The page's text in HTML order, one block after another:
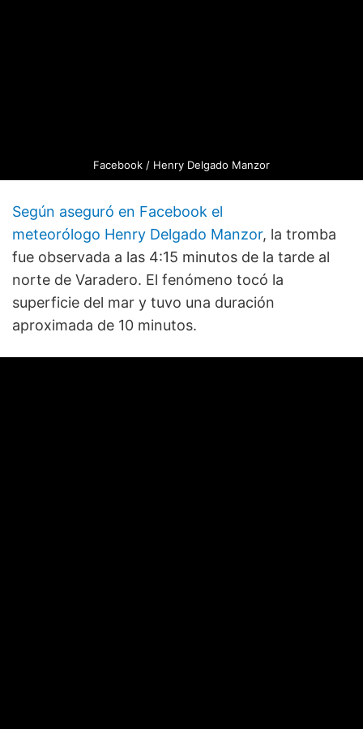
Facebook / Henry Delgado Manzor
Según aseguró en Facebook el
meteorólogo Henry Delgado Manzor, la tromba
fue observada a las 4:15 minutos de la tarde al
norte de Varadero. El fenómeno tocó la
superficie del mar y tuvo una duración
aproximada de 10 minutos.